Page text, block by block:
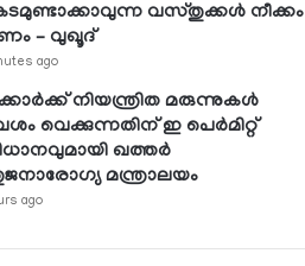
വസ്തുക്കള്‍ നീക്കം
– വുഖൂദ്
ago
നിയന്ത്രിത മരുന്നുകള്‍
വെക്കുന്നതിന് ഇ പെര്‍മിറ്റ്
ഖത്തര്‍
മന്ത്രാലയം
ago